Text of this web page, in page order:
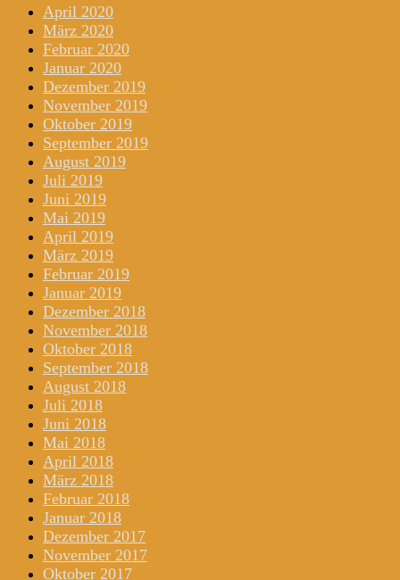
April 2020
März 2020
Februar 2020
Januar 2020
Dezember 2019
November 2019
Oktober 2019
September 2019
August 2019
Juli 2019
Juni 2019
Mai 2019
April 2019
März 2019
Februar 2019
Januar 2019
Dezember 2018
November 2018
Oktober 2018
September 2018
August 2018
Juli 2018
Juni 2018
Mai 2018
April 2018
März 2018
Februar 2018
Januar 2018
Dezember 2017
November 2017
Oktober 2017